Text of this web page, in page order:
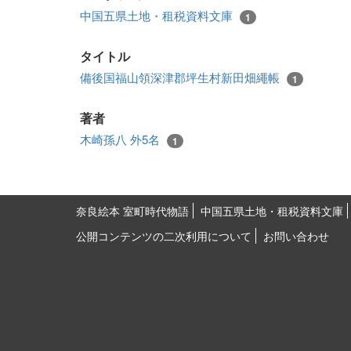
中国五県土地・租税資料文庫 1
タイトル
備後国福山領深津郡坪生村新田畑繩帳 1
著者
木崎孫八 外5名 1
奈良絵本 室町時代物語 中国五県土地・租税資料文庫
公開コンテンツの二次利用について
お問い合わせ